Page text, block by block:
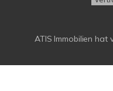
ATIS Immobilien hat